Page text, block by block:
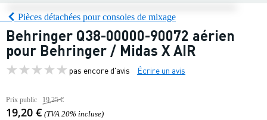
Pièces détachées pour consoles de mixage
Behringer Q38-00000-90072 aérien
pour Behringer / Midas X AIR
pas encore d'avis Écrire un avis
Prix public 19,25 €
19,20 € (TVA 20% incluse)